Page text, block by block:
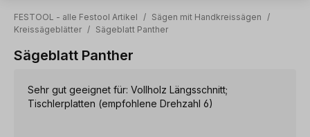
FESTOOL - alle Festool Artikel / Sägen mit Handkreissägen
/
Kreissägeblätter / Sägeblatt Panther
Sägeblatt Panther
Sehr gut geeignet für: Vollholz Längsschnitt;
Tischlerplatten (empfohlene Drehzahl 6)